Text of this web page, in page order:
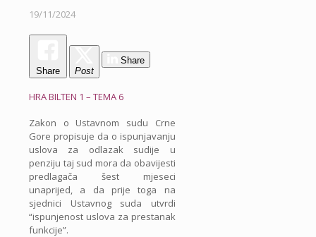
19/11/2024
Share Post
Share
HRA BILTEN 1 – TEMA 6
Zakon o Ustavnom sudu Crne
Gore propisuje da o ispunjavanju
uslova za odlazak sudije u
penziju taj sud mora da obavijesti
predlagača šest mjeseci
unaprijed, a da prije toga na
sjednici Ustavnog suda utvrdi
“ispunjenost uslova za prestanak
funkcije”.